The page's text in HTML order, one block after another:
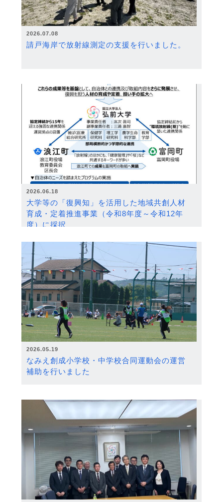
2026.07.08
請戸海岸で放射線測定の支援を行いました。
2026.06.18
大学等の「復興知」を活用した地域共創人材
育成・定着推進事業（令和8年度～令和12年
度）に採択
2026.05.19
なみえ創成小学校・中学校合同運動会の運営
補助を行いました